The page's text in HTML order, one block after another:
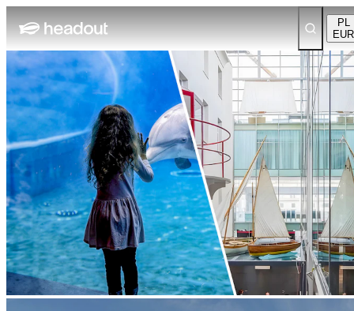
PL
EUR